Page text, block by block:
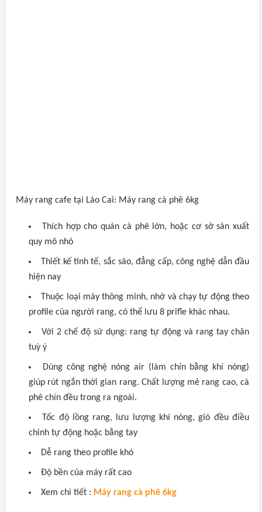
Máy rang cafe tại Lào Cai: Máy rang cà phê 6kg
Thích hợp cho quán cà phê lớn, hoặc cơ sở sản xuất
quy mô nhỏ
Thiết kế tinh tế, sắc sảo, đẳng cấp, công nghệ dẫn đầu
hiện nay
Thuộc loại máy thông minh, nhớ và chạy tự động theo
profile của người rang, có thể lưu 8 prifle khác nhau.
Với 2 chế độ sử dụng: rang tự động và rang tay chân
tuỳ ý
Dùng công nghệ nóng air (làm chín bằng khí nóng)
giúp rút ngắn thời gian rang. Chất lượng mẻ rang cao, cà
phê chín đều trong ra ngoài.
Tốc độ lồng rang, lưu lượng khí nóng, gió đều điều
chỉnh tự động hoặc bằng tay
Dễ rang theo profile khó
Độ bền của máy rất cao
Xem chi tiết : Máy rang cà phê 6kg